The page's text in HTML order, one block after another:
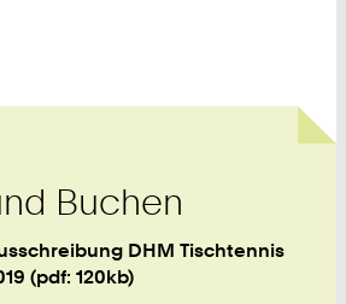
Buchen
DHM Tischtennis
(pdf: 120kb)